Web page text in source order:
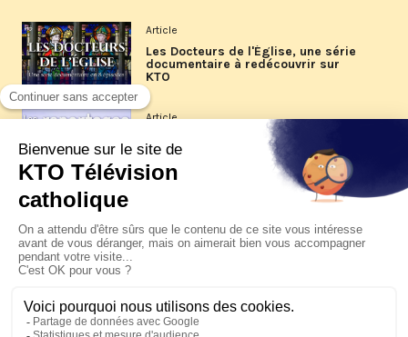
Article
Les Docteurs de l'Église, une série
documentaire à redécouvrir sur
KTO
Article
Les reportages d'été 2026 de KTO
La visite pastorale du pape Léon
XIV à Assise à suivre sur KTO le
jeudi 6 août
Le pape en Uruguay, Argentine et
Pérou du 6 au 17 novembre 2026